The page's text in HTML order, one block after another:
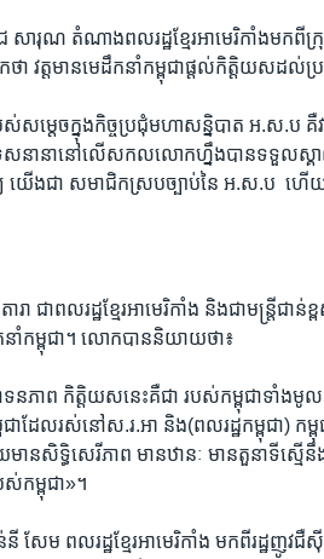
សារុណ​ ​តំណាង​ពល​រដ្ឋខ្មែ​រអាមេរិកាំង​មក​ពី​
ថា វត្តមាន​មេដឹកនាំ​កម្ពុជា​ផ្តល់​កិត្តិយស​ដល់​ប្
បស់​សម្តេច​ក្នុង​កិច្ច​ប្រជុំ​មហា​សន្និ​បាត​ ​អ.ស.ប​
ស​នា​នា​នៅ​លើ​សកល​លោក​ហ្នឹង​បាន​ទទួល​ស្គាល់​ថ
ើង​ជា​ សមាជិក​ស្រប​ច្បាប់​នៃ​ ​អ.ស.ប​ ​ ហើយ​ខ្ញុំ​
ា​ ​ជា​ពល​រដ្ឋ​ខ្មែរ​អា​មេរិកាំង​ ​និង​ជា​មន្ត្រី​ជាន់​
ាំ​កម្ពុជា។​ លោកបាននិយាយថា៖
ភាព​ ​កិត្តិយស​នេះ​គឺ​ជា​ របស់​កម្ពុជា​ទាំង​មូល។​
ពុជា​ដែល​រស់​នៅ​ស.រ.អា​ ​និង​(ពល​រដ្ឋកម្ពុជា)​
ាន​សិទ្ធិ​សេរីភាព​ ​មានឋានៈ​ ​មាន​តួនាទី​ស្មើ​នឹ
កម្ពុជា»។
សែម​ ​ពល​រដ្ឋ​ខ្មែរ​អាមេរិកាំង​ ​មក​ពី​រដ្ឋ​ញូវជឺ